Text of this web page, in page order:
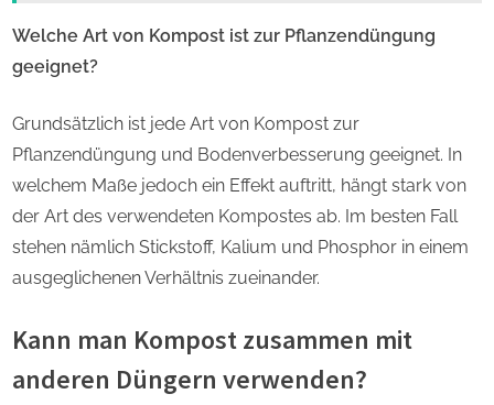
Welche Art von Kompost ist zur Pflanzendüngung
geeignet?
Grundsätzlich ist jede Art von Kompost zur
Pflanzendüngung und Bodenverbesserung geeignet. In
welchem Maße jedoch ein Effekt auftritt, hängt stark von
der Art des verwendeten Kompostes ab. Im besten Fall
stehen nämlich Stickstoff, Kalium und Phosphor in einem
ausgeglichenen Verhältnis zueinander.
Kann man Kompost zusammen mit
anderen Düngern verwenden?